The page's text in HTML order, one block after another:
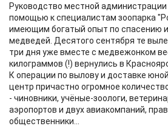
Руководство местной администрации
помощью к специалистам зоопарка
имеющим богатый опыт по спасению
медведей. Десятого сентября те
три дня уже вместе с медвежонком
килограммов (!) вернулись в
К операции по вылову и доставке
центр причастно огромное
- чиновники, учёные-зоологи,
аэропортов и двух авиакомпаний,
общественники...